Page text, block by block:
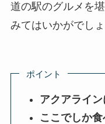
道の駅のグルメを
みてはいかがでしょ
ポイント
アクアライ
ここでしか